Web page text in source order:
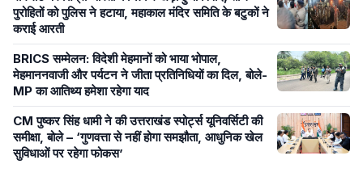
पुरोहितों को पुलिस ने हटाया, महाकाल मंदिर समिति के बटुकों ने
कराई आरती
BRICS सम्मेलन: विदेशी मेहमानों को भाया भोपाल,
मेहमाननवाजी और पर्यटन ने जीता प्रतिनिधियों का दिल, बोले-
MP का आतिथ्य हमेशा रहेगा याद
CM पुष्कर सिंह धामी ने की उत्तराखंड स्पोर्ट्स यूनिवर्सिटी की
समीक्षा, बोले – ‘गुणवत्ता से नहीं होगा समझौता, आधुनिक खेल
सुविधाओं पर रहेगा फोकस’